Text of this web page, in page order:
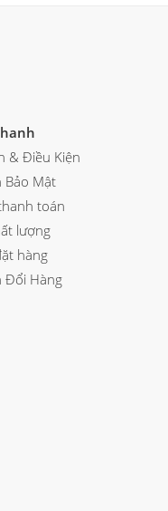
& Điều Kiện
Bảo Mật
toán
lượng
hàng
Đổi Hàng